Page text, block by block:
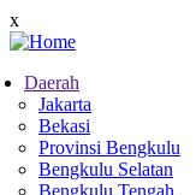
Skip
to
content
x
Main
navigation
Daerah
Jakarta
Bekasi
Provinsi Bengkulu
Bengkulu Selatan
Bengkulu Tengah